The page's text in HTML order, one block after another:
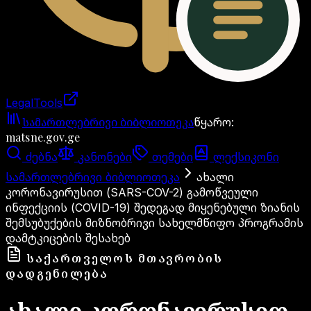
LegalTools
ანგარიში იტვირთება
სამართლებრივი ბიბლიოთეკაწყარო:
matsne.gov.ge
ძებნა კანონები თემები
ლექსიკონი
სამართლებრივი ბიბლიოთეკა
ახალი
კორონავირუსით (SARS-COV-2) გამოწვეული
ინფექციის (COVID-19) შედეგად მიყენებული ზიანის
შემსუბუქების მიზნობრივი სახელმწიფო პროგრამის
დამტკიცების შესახებ
ᲡᲐᲥᲐᲠᲗᲕᲔᲚᲝᲡ ᲛᲗᲐᲕᲠᲝᲑᲘᲡ
ᲓᲐᲓᲒᲔᲜᲘᲚᲔᲑᲐ